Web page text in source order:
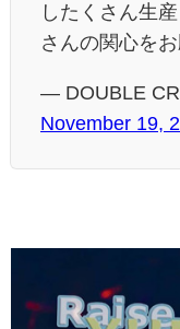
したくさん生
さんの関心を
— DOUBLE
November 19,